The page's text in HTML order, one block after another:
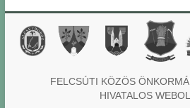
FELCSÚTI KÖZÖS
HIVATALOS